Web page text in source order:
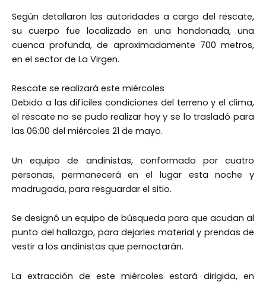
Según detallaron las autoridades a cargo del rescate,
su cuerpo fue localizado en una hondonada, una
cuenca profunda, de aproximadamente 700 metros,
en el sector de La Virgen.
Rescate se realizará este miércoles
Debido a las difíciles condiciones del terreno y el clima,
el rescate no se pudo realizar hoy y se lo trasladó para
las 06:00 del miércoles 21 de mayo.
Un equipo de andinistas, conformado por cuatro
personas, permanecerá en el lugar esta noche y
madrugada, para resguardar el sitio.
Se designó un equipo de búsqueda para que acudan al
punto del hallazgo, para dejarles material y prendas de
vestir a los andinistas que pernoctarán.
La extracción de este miércoles estará dirigida, en